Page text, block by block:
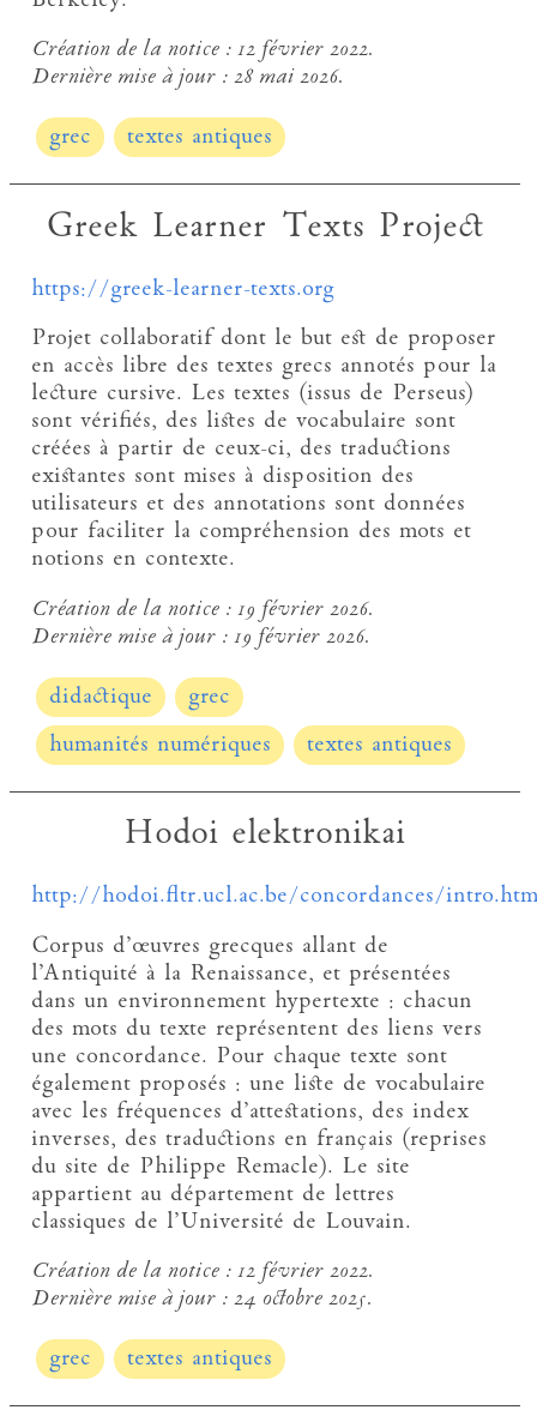
Création de la notice :12 février 2022.
Dernière mise à jour :28 mai 2026.
grec textes antiques
Greek Learner Texts Project
https://greek-learner-texts.org
Projet collaboratif dont le but est de proposer
en accès libre des textes grecs annotés pour la
lecture cursive. Les textes (issus de Perseus)
sont vérifiés, des listes de vocabulaire sont
créées à partir de ceux-ci, des traductions
existantes sont mises à disposition des
utilisateurs et des annotations sont données
pour faciliter la compréhension des mots et
notions en contexte.
Création de la notice :19 février 2026.
Dernière mise à jour :19 février 2026.
didactique
grec
humanités numériques
textes antiques
Hodoi elektronikai
http://hodoi.fltr.ucl.ac.be/concordances/
Corpus d’œuvres grecques allant de
l’Antiquité à la Renaissance, et présentées
dans un environnement hypertexte : chacun
des mots du texte représentent des liens vers
une concordance. Pour chaque texte sont
également proposés : une liste de vocabulaire
avec les fréquences d’attestations, des index
inverses, des traductions en français (reprises
du site de Philippe Remacle). Le site
appartient au département de lettres
classiques de l’Université de Louvain.
Création de la notice :12 février 2022.
Dernière mise à jour :24 octobre 2025.
grec textes antiques